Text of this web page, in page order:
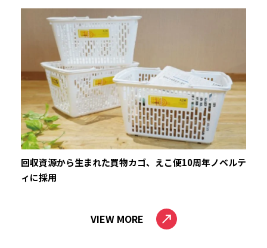
回収資源から生まれた買物カゴ、えこ便10周年ノベルテ
ィに採用
VIEW MORE